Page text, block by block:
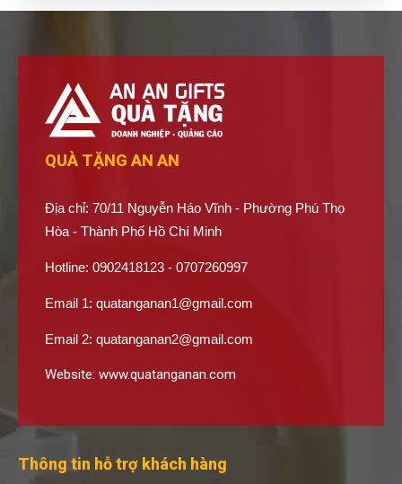
QUÀ TẶNG AN AN
Địa chỉ: 70/11 Nguyễn Háo Vĩnh - Phường Phú Thọ
Hòa - Thành Phố Hồ Chí Minh
Hotline: 0902418123 - 0707260997
Email 1: quatanganan1@gmail.com
Email 2: quatanganan2@gmail.com
Website: www.quatanganan.com
Thông tin hỗ trợ khách hàng